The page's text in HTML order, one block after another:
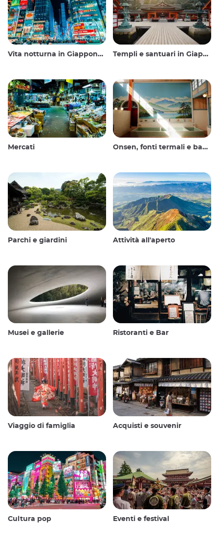
Vita notturna in Giappone: uscire, vedere e bere Templi e santuari in Giappone
Mercati Onsen, fonti termali e bagni pubblici
Parchi e giardini Attività all'aperto
Musei e gallerie Ristoranti e Bar
Viaggio di famiglia Acquisti e souvenir
Cultura pop Eventi e festival